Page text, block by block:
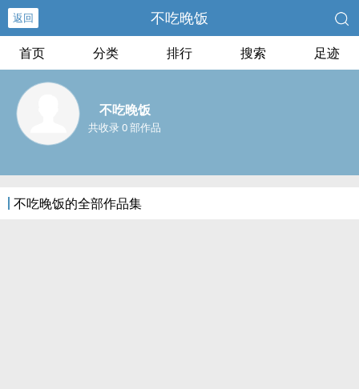
返回 不吃晚饭
首页 分类 排行 搜索 足迹
不吃晚饭
共收录 0 部作品
不吃晚饭的全部作品集